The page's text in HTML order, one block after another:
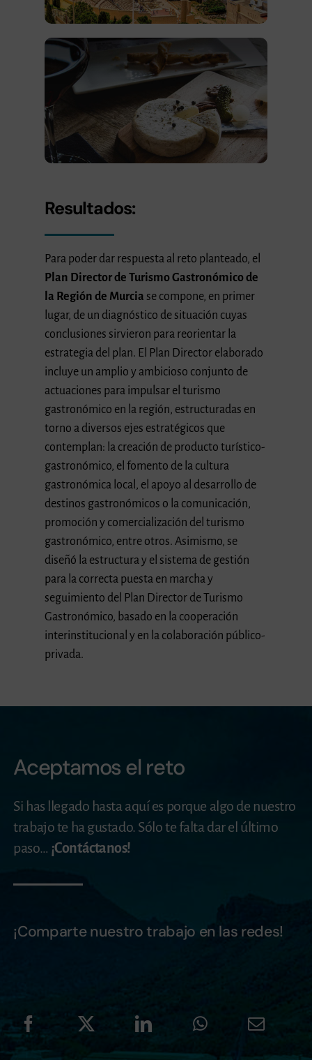
Resultados:
Para poder dar respuesta al reto planteado, el
Plan Director de Turismo Gastronómico de
la Región de Murcia se compone, en primer
lugar, de un diagnóstico de situación cuyas
conclusiones sirvieron para reorientar la
estrategia del plan. El Plan Director elaborado
incluye un amplio y ambicioso conjunto de
actuaciones para impulsar el turismo
gastronómico en la región, estructuradas en
torno a diversos ejes estratégicos que
contemplan: la creación de producto turístico-
gastronómico, el fomento de la cultura
gastronómica local, el apoyo al desarrollo de
destinos gastronómicos o la comunicación,
promoción y comercialización del turismo
gastronómico, entre otros. Asimismo, se
diseñó la estructura y el sistema de gestión
para la correcta puesta en marcha y
seguimiento del Plan Director de Turismo
Gastronómico, basado en la cooperación
interinstitucional y en la colaboración público-
privada.
Aceptamos el reto
Si has llegado hasta aquí es porque algo de nuestro
trabajo te ha gustado. Sólo te falta dar el último
paso… ¡Contáctanos!
¡Comparte nuestro trabajo en las redes!